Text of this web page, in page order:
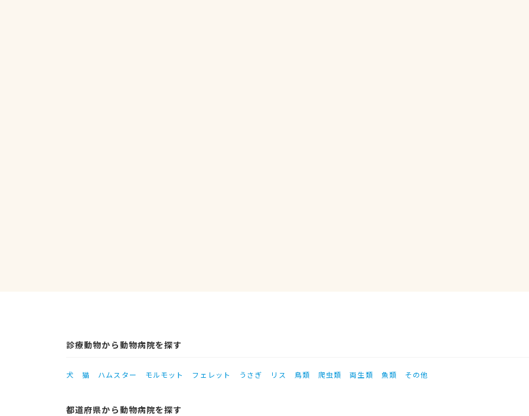
診療動物から動物病院を探す
犬 猫 ハムスター モルモット フェレット うさぎ リス 鳥類 爬虫類 両生類 魚類 その他
都道府県から動物病院を探す